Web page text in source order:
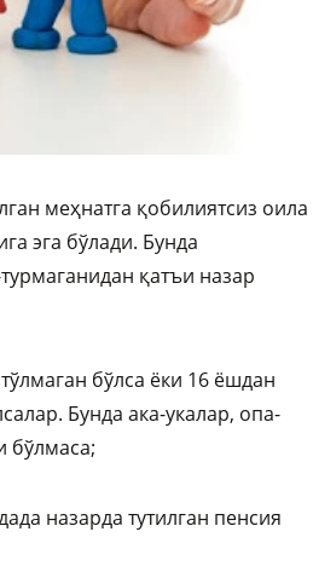
меҳнатга қобилиятсиз оила
эга бўлади. Бунда
қатъи назар
бўлса ёки 16 ёшдан
Бунда ака-укалар, опа-
бўлмаса;
назарда тутилган пенсия